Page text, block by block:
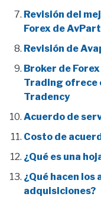
Revisión del
Forex de
Revisión de
Broker de
Trading ofrece
Tradency
Acuerdo de
Costo de
¿Qué es una
¿Qué hacen los
adquisiciones?